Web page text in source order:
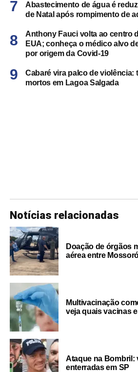
Abastecimento de água é
de Natal após rompimento de
Anthony Fauci volta ao centro
EUA; conheça o médico alvo
por origem da Covid-19
Cabaré vira palco de violência:
mortos em Lagoa Salgada
Notícias relacionadas
Doação de órgãos
aérea entre
Multivacinação
veja quais vacinas
Ataque na Bombril:
enterradas em SP